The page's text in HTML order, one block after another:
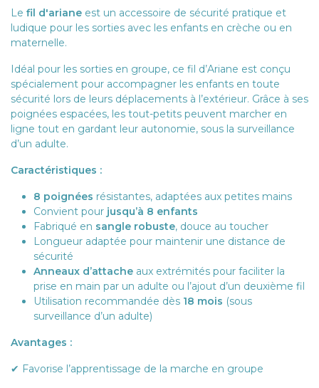
Le fil d'ariane est un accessoire de sécurité pratique et
ludique pour les sorties avec les enfants en crèche ou en
maternelle.
Idéal pour les sorties en groupe, ce fil d’Ariane est conçu
spécialement pour accompagner les enfants en toute
sécurité lors de leurs déplacements à l’extérieur. Grâce à ses
poignées espacées, les tout-petits peuvent marcher en
ligne tout en gardant leur autonomie, sous la surveillance
d’un adulte.
Caractéristiques :
8 poignées résistantes, adaptées aux petites mains
Convient pour jusqu’à 8 enfants
Fabriqué en sangle robuste, douce au toucher
Longueur adaptée pour maintenir une distance de
sécurité
Anneaux d’attache aux extrémités pour faciliter la
prise en main par un adulte ou l’ajout d’un deuxième fil
Utilisation recommandée dès 18 mois (sous
surveillance d’un adulte)
Avantages :
✔ Favorise l’apprentissage de la marche en groupe